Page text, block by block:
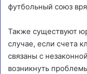
футбольный союз
Также существуют
случае, если счета
связаны с
возникнуть